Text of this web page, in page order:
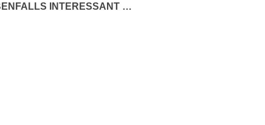
INTERESSANT …